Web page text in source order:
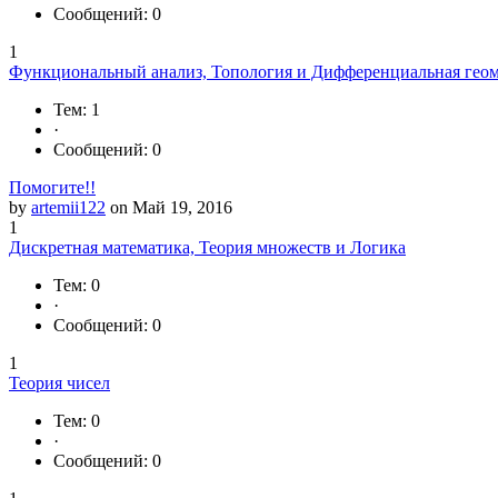
Сообщений: 0
1
Функциональный анализ, Топология и Дифференциальная
Тем: 1
·
Сообщений: 0
Помогите!!
by artemii122 on Май 19, 2016
1
Дискретная математика, Теория множеств и Логика
Тем: 0
·
Сообщений: 0
1
Теория чисел
Тем: 0
·
Сообщений: 0